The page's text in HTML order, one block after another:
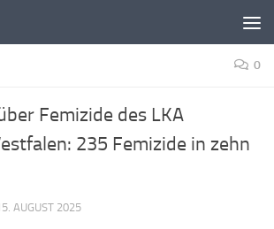
0
Femizide des LKA
235 Femizide in zehn
AUGUST 2025